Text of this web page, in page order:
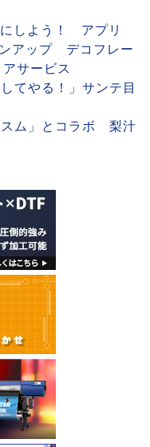
しよう！ アプリ
ンアップ デコフレー
サービス
てやる！」サンテ目
スム」とコラボ 梨汁